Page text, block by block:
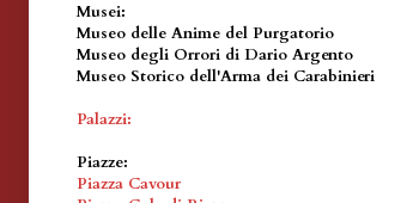
Musei:
Museo delle Anime del Purgatorio
Museo degli Orrori di Dario Argento
Museo Storico dell'Arma dei Carabinieri
Palazzi:
Piazze:
Piazza Cavour